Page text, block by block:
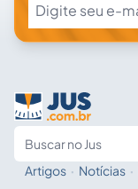
Artigos · Notícias ·